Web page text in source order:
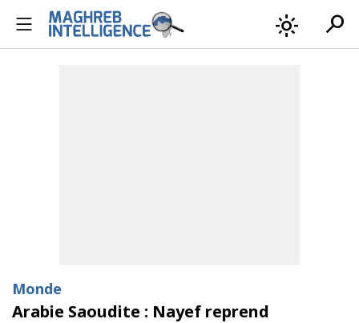
light_mode search
Monde
Arabie Saoudite : Nayef reprend